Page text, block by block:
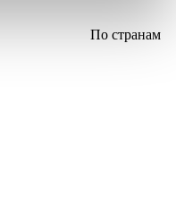
По странам